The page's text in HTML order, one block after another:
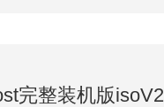
完整装机版